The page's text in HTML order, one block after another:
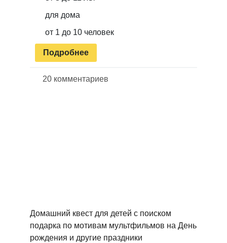
для дома
от 1 до 10 человек
Подробнее
20 комментариев
Домашний квест для детей с поиском
подарка по мотивам мультфильмов на День
рождения и другие праздники